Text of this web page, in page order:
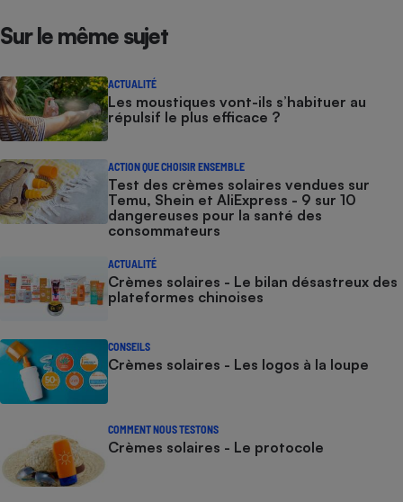
Sur le même sujet
ACTUALITÉ
Les moustiques vont-ils s’habituer au
répulsif le plus efficace ?
ACTION QUE CHOISIR ENSEMBLE
Test des crèmes solaires vendues sur
Temu, Shein et AliExpress - 9 sur 10
dangereuses pour la santé des
consommateurs
ACTUALITÉ
Crèmes solaires - Le bilan désastreux des
plateformes chinoises
CONSEILS
Crèmes solaires - Les logos à la loupe
COMMENT NOUS TESTONS
Crèmes solaires - Le protocole